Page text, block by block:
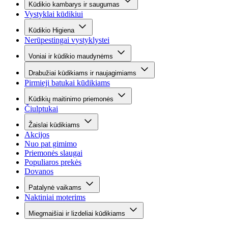
Kūdikio kambarys ir saugumas
Vystyklai kūdikiui
Kūdikio Higiena
Nerūpestingai vystyklystei
Voniai ir kūdikio maudynėms
Drabužiai kūdikiams ir naujagimiams
Pirmieji batukai kūdikiams
Kūdikių maitinimo priemonės
Čiulptukai
Žaislai kūdikiams
Akcijos
Nuo pat gimimo
Priemonės slaugai
Populiaros prekės
Dovanos
Patalynė vaikams
Naktiniai moterims
Miegmaišiai ir lizdeliai kūdikiams